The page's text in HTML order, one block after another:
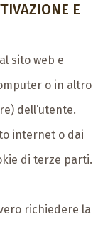
E
sito web e
o in altro
dell’utente.
internet o dai
di terze parti.
richiedere la